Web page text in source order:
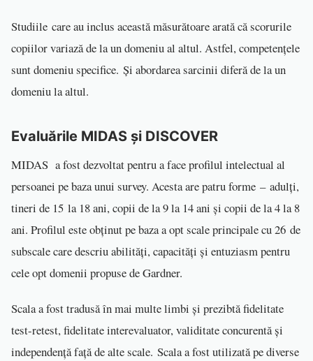
Studiile care au inclus această măsurătoare arată că scorurile
copiilor variază de la un domeniu al altul. Astfel, competențele
sunt domeniu specifice. Și abordarea sarcinii diferă de la un
domeniu la altul.
Evaluările MIDAS și DISCOVER
MIDAS a fost dezvoltat pentru a face profilul intelectual al
persoanei pe baza unui survey. Acesta are patru forme – adulți,
tineri de 15 la 18 ani, copii de la 9 la 14 ani și copii de la 4 la 8
ani. Profilul este obținut pe baza a opt scale principale cu 26 de
subscale care descriu abilități, capacități și entuziasm pentru
cele opt domenii propuse de Gardner.
Scala a fost tradusă în mai multe limbi și prezibtă fidelitate
test-retest, fidelitate interevaluator, validitate concurentă și
independență față de alte scale. Scala a fost utilizată pe diverse